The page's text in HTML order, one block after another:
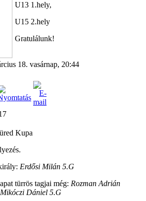
U13 1.hely,
U15 2.hely
Gratulálunk!
18. vasárnap, 20:44
Kupa
Erdősi Milán 5.G
türrös tagjai még: Rozman Adrián
Dániel 5.G